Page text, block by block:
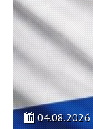
04.08.2026